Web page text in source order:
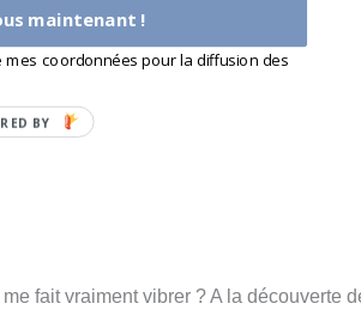
maintenant !
coordonnées pour la diffusion des
BY
fait vraiment vibrer ? A la découverte